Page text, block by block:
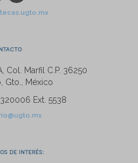
Col. Marfil C.P. 36250
Gto., México
Ext. 5538
de interés: